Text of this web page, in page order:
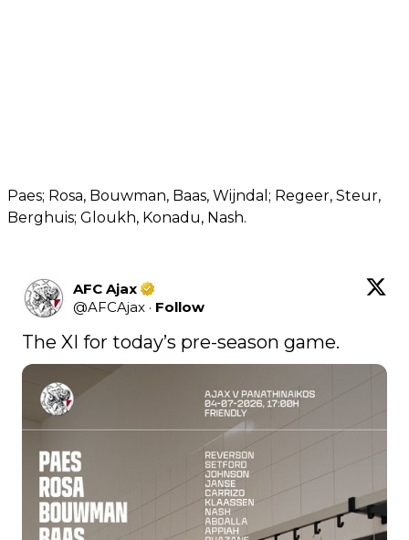
Paes; Rosa, Bouwman, Baas, Wijndal; Regeer, Steur,
Berghuis; Gloukh, Konadu, Nash.
AFC Ajax
@AFCAjax · Follow
The XI for today’s pre-season game.